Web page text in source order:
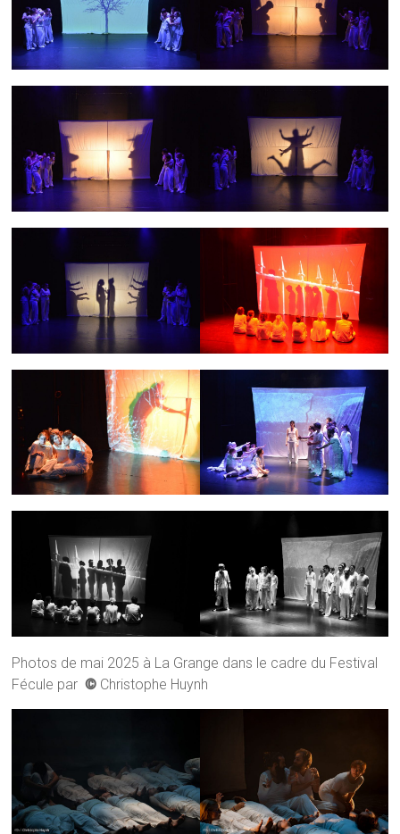
Photos de mai 2025 à La Grange dans le cadre du Festival
Fécule par © Christophe Huynh